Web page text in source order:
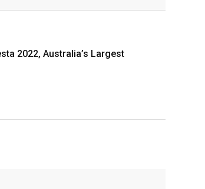
2022, Australia’s Largest